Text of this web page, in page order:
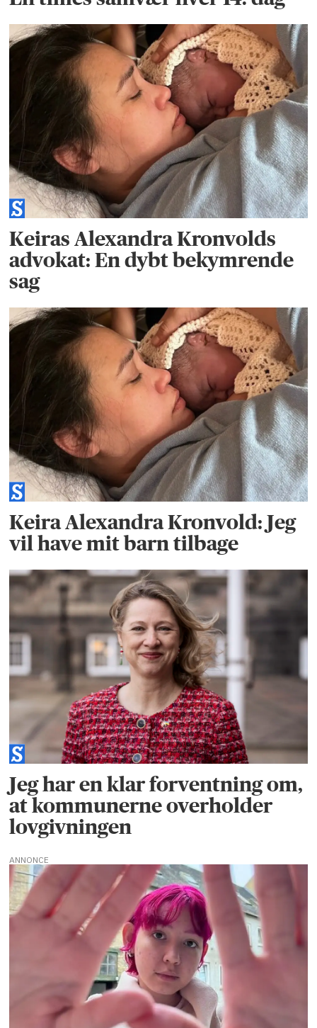
Keiras Alexandra Kronvolds
advokat: En dybt bekymrende
sag
Keira Alexandra Kronvold: Jeg
vil have mit barn tilbage
Jeg har en klar forventning om,
at kommunerne overholder
lovgivningen
ANNONCE